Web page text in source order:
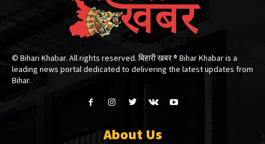
© Bihari Khabar. All rights reserved. बिहारी खबर ®​ Bihar Khabar is a
leading news portal dedicated to delivering the latest updates from
Bihar.
About Us